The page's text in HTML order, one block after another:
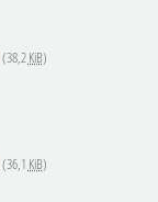
(38,2KiB)
(36,1 KiB)